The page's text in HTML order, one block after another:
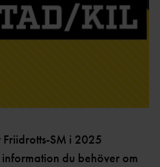
SM i 2025
du behöver om